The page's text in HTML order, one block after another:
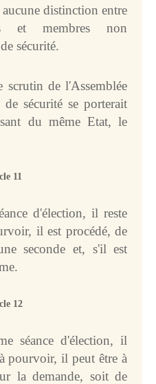
distinction entre
et membres non
sécurité.
de l'Assemblée
sécurité se porterait
du même Etat, le
11
d'élection, il reste
il est procédé, de
seconde et, s'il est
12
séance d'élection, il
pourvoir, il peut être à
la demande, soit de